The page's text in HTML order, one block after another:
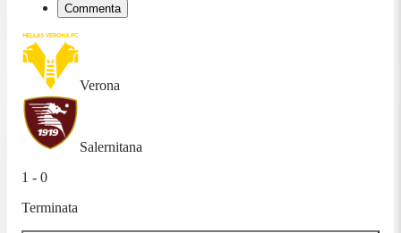
Commenta
Verona
Salernitana
1 - 0
Terminata